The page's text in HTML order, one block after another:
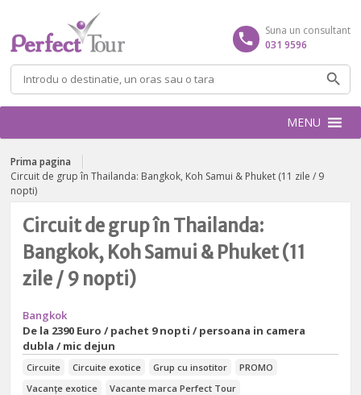
Caută
după:
Suna un consultant
031 9596
MENU
Prima pagina
Circuit de grup în Thailanda: Bangkok, Koh Samui & Phuket (11 zile / 9
nopti)
Circuit de grup în Thailanda:
Bangkok, Koh Samui & Phuket (11
zile / 9 nopti)
Bangkok
De la 2390 Euro / pachet 9 nopti / persoana in camera
dubla / mic dejun
Circuite Circuite exotice Grup cu insotitor
PROMO
Vacanțe exotice
Vacante marca Perfect Tour